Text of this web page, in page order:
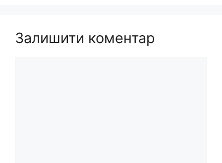
Залишити коментар